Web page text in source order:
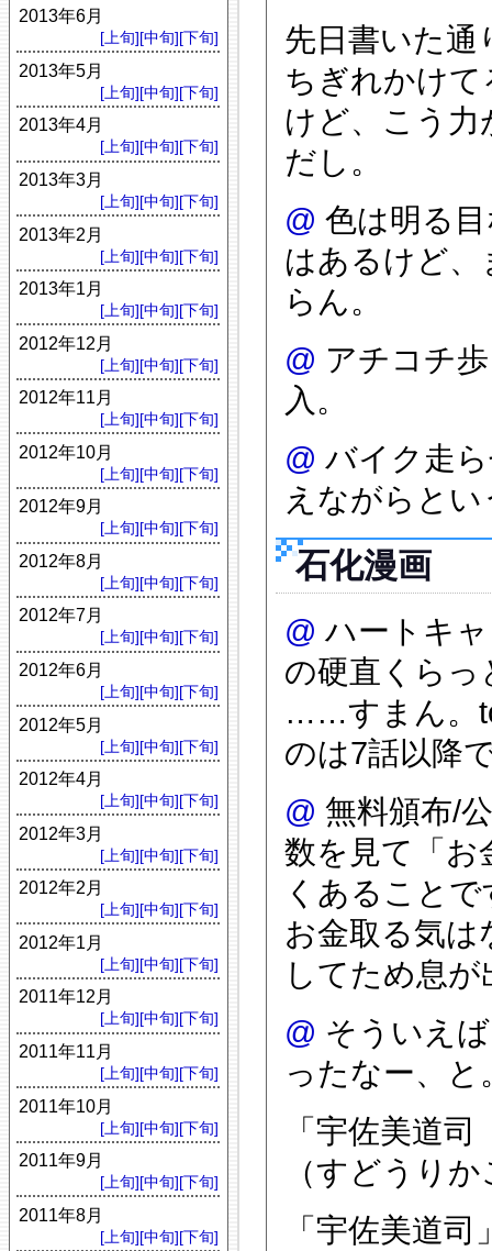
先日書いた通
ちぎれかけ
けど、こう力
だし。
@ 色は明る
はあるけど
らん。
@ アチコチ
入。
@ バイク走
えながらと
石化漫画
@ ハートキ
の硬直くらっ
……すまん。
のは7話以降
@ 無料頒布/
数を見て「
くあること
お金取る気
してため息
@ そういえ
ったなー、と
「宇佐美道
（すどうり
「宇佐美道
2013年6月
[上旬][中旬][下旬]
2013年5月
[上旬][中旬][下旬]
2013年4月
[上旬][中旬][下旬]
2013年3月
[上旬][中旬][下旬]
2013年2月
[上旬][中旬][下旬]
2013年1月
[上旬][中旬][下旬]
2012年12月
[上旬][中旬][下旬]
2012年11月
[上旬][中旬][下旬]
2012年10月
[上旬][中旬][下旬]
2012年9月
[上旬][中旬][下旬]
2012年8月
[上旬][中旬][下旬]
2012年7月
[上旬][中旬][下旬]
2012年6月
[上旬][中旬][下旬]
2012年5月
[上旬][中旬][下旬]
2012年4月
[上旬][中旬][下旬]
2012年3月
[上旬][中旬][下旬]
2012年2月
[上旬][中旬][下旬]
2012年1月
[上旬][中旬][下旬]
2011年12月
[上旬][中旬][下旬]
2011年11月
[上旬][中旬][下旬]
2011年10月
[上旬][中旬][下旬]
2011年9月
[上旬][中旬][下旬]
2011年8月
[上旬][中旬][下旬]